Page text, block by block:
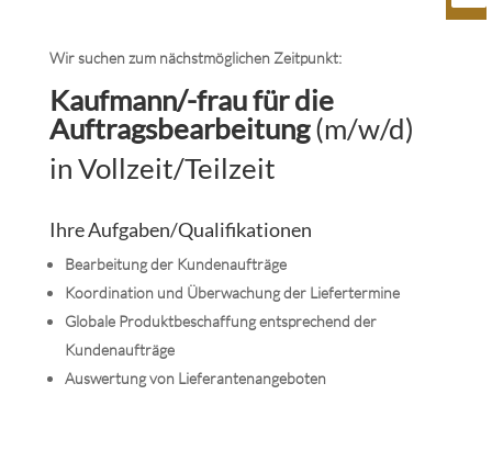
Wir suchen zum nächstmöglichen Zeitpunkt:
Kaufmann/-frau für die
Auftragsbearbeitung(m/w/d)
in Vollzeit/Teilzeit
Ihre Aufgaben/Qualifikationen
Bearbeitung der Kundenaufträge
Koordination und Überwachung der Liefertermine
Globale Produktbeschaffung entsprechend der
Kundenaufträge
Auswertung von Lieferantenangeboten